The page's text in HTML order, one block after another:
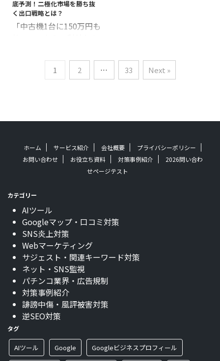
行できる具体的な改善 ...
営者や店長の皆様は、こ
のような悩みを抱えては
いませんか？ 2026年の
「玉やメダルを数える管
理」から「膨大なデータ
ンは単なる計数機ではな
し、行政リスクを回避 ...
になっている店舗は珍し
くありません。 そんな
コミをうまく活用する必
では、そんなイン ...
底予測！二極化市場を勝ち抜
く出口戦略とは？
「中古機1台に150万円も
「2026年の認定切れラッ
シュ、どう乗り切ればい
現在の異常なまでの「中
活問題ではないでしょう
か。 人気機種は新台定価
を遥かに超えるプレミア
不人気機種は導入数週間
この構造的な変化は、も
はや従来の「新台入替」
というハード依存の経営
モデルが限界を迎えてい
ることを示しています。
そこでこの記事では、
2026年5月 ...
1 2 … 33 Next »
ホーム サービス紹介 会社概要
プライバシーポリシー
お問い合わせ
お役立ち資料 対策事例紹介
2026問い合わ
せページテスト
カテゴリー
AIツール
Googleマップ・口コミ対策
SNS炎上対策
Webマーケティング
サジェスト・関連キーワード対策
ネット・SNS監視
パチンコ業界・広告規制
対策事例紹介
誹謗中傷・風評被害対策
逆SEO対策
タグ
AIツール Google Googleビジネスプロフィール